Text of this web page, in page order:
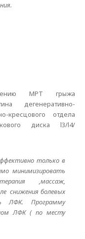
МРТ грыжа
дегенеративно-
кресцового отдела
диска l3/l4/
только в
минимизировать
,массаж,
снижения болевых
ЛФК. Программу
ЛФК ( по месту